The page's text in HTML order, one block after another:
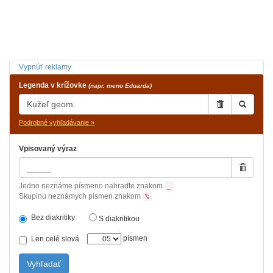
Vypnúť reklamy
Legenda v krížovke (napr. meno Eduarda)
Podrobné vyhľadávanie »
Vpisovaný výraz
Jedno neznáme písmeno nahraďte znakom
Skupinu neznámych písmen znakom %
Bez diakritiky S diakritikou
Len celé slová písmen
Vyhľadať